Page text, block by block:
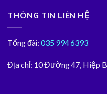
THÔNG TIN LIÊN HỆ
Tổng đài: 035 994 6393
Địa chỉ: 10 Đường 47, Hiệp